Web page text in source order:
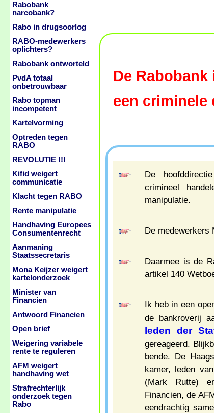
De Rabobank
een criminele
De
crimineel
manipulatie.
De medewerkers
Daarmee is de
artikel 140
Ik heb in een
de bankroverij
leden der
gereageerd.
bende. De
kamer, leden
(Mark Rutte)
Financien, de
eendrachtig
Rabobank
narcobank?
Rabo in drugsoorlog
RABO-medewerkers
oplichters?
Rabobank ontworteld
PvdA totaal
onbetrouwbaar
Rabo topman
incompetent
Kartelvorming
Optreden tegen
RABO
REVOLUTIE !!!
Kifid weigert
communicatie
Klacht tegen RABO
Rente manipulatie
Handhaving Europees
Consumentenrecht
Aanmaning
Staatssecretaris
Mona Keijzer weigert
kartelonderzoek
Minister van
Financien
Antwoord Financien
Open brief
Weigering variabele
rente te reguleren
AFM weigert
handhaving wet
Strafrechterlijk
onderzoek tegen
Rabo